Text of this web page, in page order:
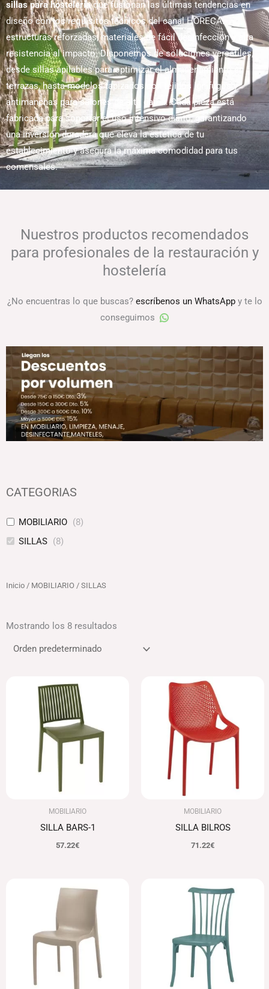
sillas para hosteleríaque fusionan las últimas tendencias en
diseño con los requisitos técnicos del canal HORECA:
estructuras reforzadas, materiales de fácil desinfección y alta
resistencia al impacto. Disponemos de soluciones versátiles,
desde sillas apilables para optimizar el almacenamiento en
terrazas, hasta modelos tapizados con tejidos ignífugos y
antimanchas para salones de alta gama. Cada pieza está
fabricada para soportar el uso intensivo diario, garantizando
una inversión duradera que eleva la estética de tu
establecimiento y asegura la máxima comodidad para tus
comensales.
Nuestros productos recomendados
para profesionales de la restauración y
hostelería
¿No encuentras lo que buscas? escríbenos un WhatsAppy te lo
conseguimos
CATEGORIAS
MOBILIARIO (8)
SILLAS (8)
Inicio / MOBILIARIO / SILLAS
Mostrando los 8 resultados
MOBILIARIO
SILLA BARS-1
57.22€
MOBILIARIO
SILLA BILROS
71.22€